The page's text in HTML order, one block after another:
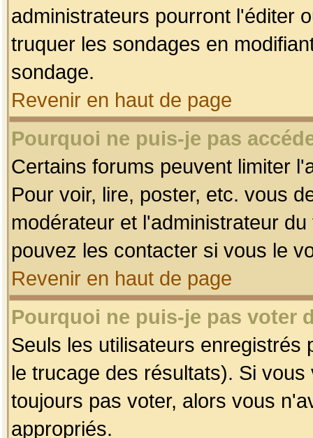
administrateurs pourront l'éditer
truquer les sondages en
sondage.
Revenir en haut de page
Pourquoi ne puis-je pas
Certains forums peuvent limiter
Pour voir, lire, poster, etc. vous
modérateur et l'administrateur
pouvez les contacter si vous le
Revenir en haut de page
Pourquoi ne puis-je pas voter
Seuls les utilisateurs enregistrés
le trucage des résultats). Si
toujours pas voter, alors vous
appropriés.